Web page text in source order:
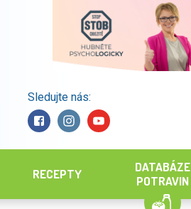
Sledujte nás:
RECEPTY
DATABÁZE
POTRAVIN